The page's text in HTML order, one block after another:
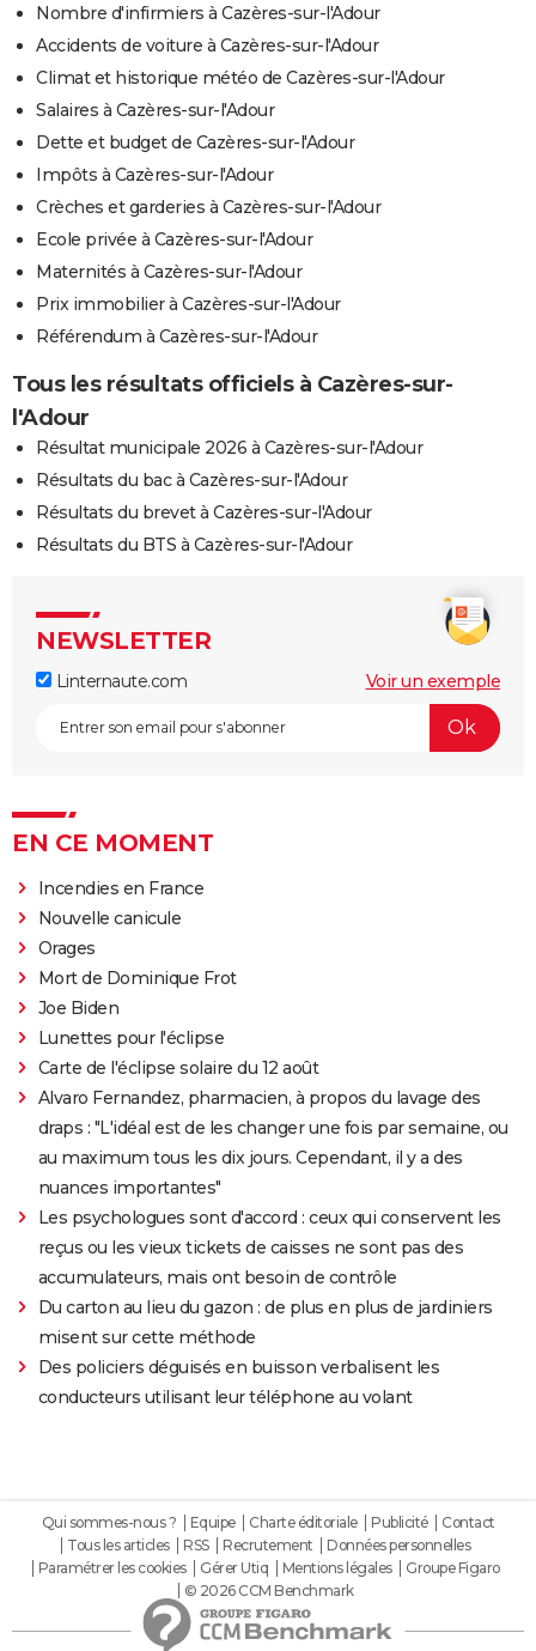
Nombre d'infirmiers à Cazères-sur-l'Adour
Accidents de voiture à Cazères-sur-l'Adour
Climat et historique météo de Cazères-sur-l'Adour
Salaires à Cazères-sur-l'Adour
Dette et budget de Cazères-sur-l'Adour
Impôts à Cazères-sur-l'Adour
Crèches et garderies à Cazères-sur-l'Adour
Ecole privée à Cazères-sur-l'Adour
Maternités à Cazères-sur-l'Adour
Prix immobilier à Cazères-sur-l'Adour
Référendum à Cazères-sur-l'Adour
Tous les résultats officiels à Cazères-sur-
l'Adour
Résultat municipale 2026 à Cazères-sur-l'Adour
Résultats du bac à Cazères-sur-l'Adour
Résultats du brevet à Cazères-sur-l'Adour
Résultats du BTS à Cazères-sur-l'Adour
NEWSLETTER
Linternaute.com Voir un exemple
EN CE MOMENT
Incendies en France
Nouvelle canicule
Orages
Mort de Dominique Frot
Joe Biden
Lunettes pour l'éclipse
Carte de l'éclipse solaire du 12 août
Alvaro Fernandez, pharmacien, à propos du lavage des
draps : "L'idéal est de les changer une fois par semaine, ou
au maximum tous les dix jours. Cependant, il y a des
nuances importantes"
Les psychologues sont d'accord : ceux qui conservent les
reçus ou les vieux tickets de caisses ne sont pas des
accumulateurs, mais ont besoin de contrôle
Du carton au lieu du gazon : de plus en plus de jardiniers
misent sur cette méthode
Des policiers déguisés en buisson verbalisent les
conducteurs utilisant leur téléphone au volant
Qui sommes-nous ? Equipe Charte éditoriale Publicité
Contact
Tous les articles
RSS Recrutement
Données personnelles
Paramétrer les cookies
Gérer Utiq Mentions légales
Groupe Figaro
© 2026 CCM Benchmark